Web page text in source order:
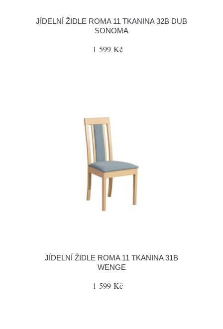
JÍDELNÍ ŽIDLE ROMA 11 TKANINA 32B DUB
SONOMA
1 599 Kč
JÍDELNÍ ŽIDLE ROMA 11 TKANINA 31B
WENGE
1 599 Kč